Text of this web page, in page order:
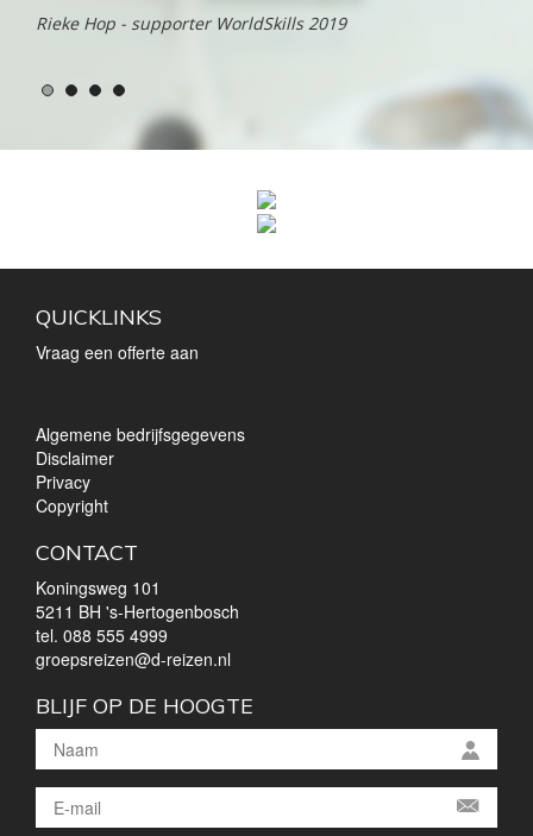
Rieke Hop - supporter WorldSkills 2019
QUICKLINKS
Vraag een offerte aan
Algemene bedrijfsgegevens
Disclaimer
Privacy
Copyright
CONTACT
Koningsweg 101
5211 BH 's-Hertogenbosch
tel. 088 555 4999
groepsreizen@d-reizen.nl
BLIJF OP DE HOOGTE